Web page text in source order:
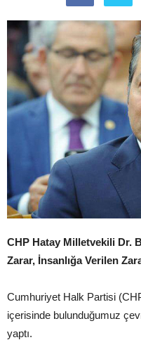
CHP Hatay Milletvekili Dr.
Zarar, İnsanlığa Verilen
Cumhuriyet Halk Partisi
içerisinde bulunduğumuz
yaptı.